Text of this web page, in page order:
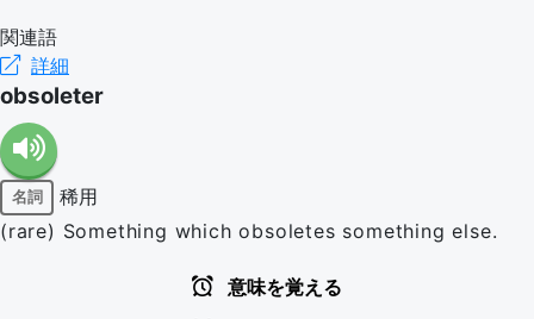
関連語
詳細
obsoleter
名詞
稀用
(rare) Something which obsoletes something else.
意味を覚える